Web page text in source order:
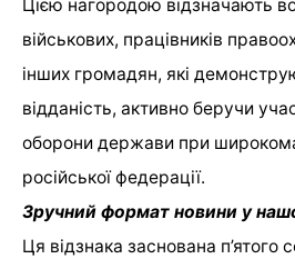
Цією нагородою відзначають
військових, працівників
інших громадян, які
відданість, активно беручи
оборони держави при
російської федерації.
Зручний формат новини у
Ця відзнака заснована п’ятого